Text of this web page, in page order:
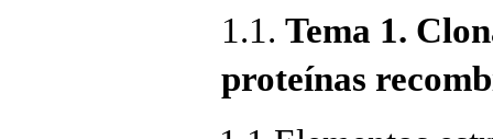
1.1.Tema 1.
proteínas